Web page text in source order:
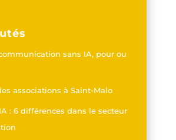
sans IA, pour ou
associations à Saint-Malo
: 6 différences dans le secteur